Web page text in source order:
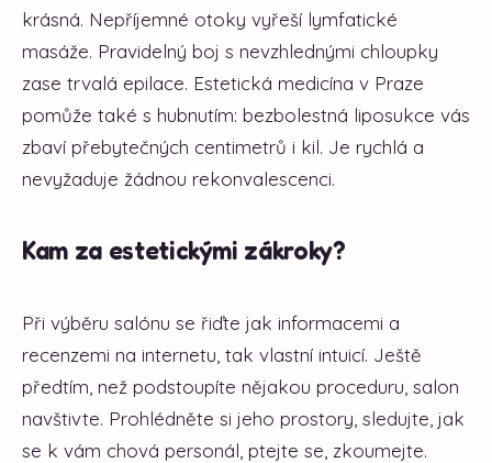
krásná. Nepříjemné otoky vyřeší lymfatické
masáže. Pravidelný boj s nevzhlednými chloupky
zase trvalá epilace. Estetická medicína v Praze
pomůže také s hubnutím: bezbolestná liposukce vás
zbaví přebytečných centimetrů i kil. Je rychlá a
nevyžaduje žádnou rekonvalescenci.
Kam za estetickými zákroky?
Při výběru salónu se řiďte jak informacemi a
recenzemi na internetu, tak vlastní intuicí. Ještě
předtím, než podstoupíte nějakou proceduru, salon
navštivte. Prohlédněte si jeho prostory, sledujte, jak
se k vám chová personál, ptejte se, zkoumejte.